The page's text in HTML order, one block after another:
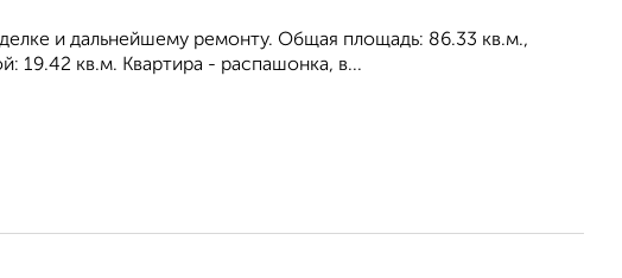
и дальнейшему ремонту. Общая площадь: 86.33 кв.м.,
19.42 кв.м. Квартира - распашонка, в...